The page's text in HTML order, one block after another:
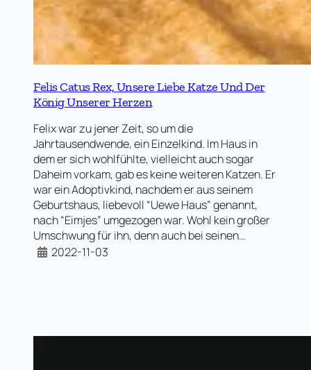
Felis Catus Rex, Unsere Liebe Katze Und Der
König Unserer Herzen
Felix war zu jener Zeit, so um die
Jahrtausendwende, ein Einzelkind. Im Haus in
dem er sich wohlfühlte, vielleicht auch sogar
Daheim vorkam, gab es keine weiteren Katzen. Er
war ein Adoptivkind, nachdem er aus seinem
Geburtshaus, liebevoll “Uewe Haus” genannt,
nach “Eimjes” umgezogen war. Wohl kein großer
Umschwung für ihn, denn auch bei seinen…
2022-11-03